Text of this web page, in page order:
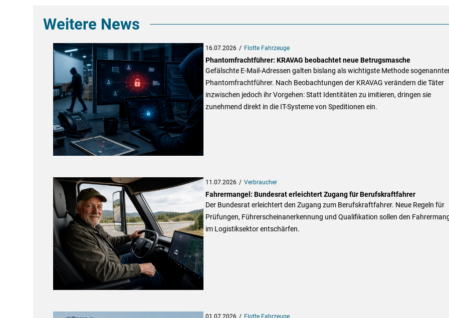
Weitere News
16.07.2026 Flotte Fahrzeuge
Phantomfrachtführer: KRAVAG beobachtet neue Betrugsmasche
Gefälschte E-Mail-Adressen galten bislang als wichtigste Methode
Phantomfrachtführer. Nach Beobachtungen der KRAVAG verändern die Täter
inzwischen jedoch ihr Vorgehen: Statt Identitäten zu imitieren, dringen sie
zunehmend direkt in die IT-Systeme von Speditionen ein.
11.07.2026 Verbraucher
Fahrermangel: Bundesrat erleichtert Zugang für Berufskraftfahrer
Der Bundesrat erleichtert den Zugang zum Berufskraftfahrer. Neue Regeln für
Prüfungen, Führerscheinanerkennung und Qualifikation sollen den
im Logistiksektor entschärfen.
01.07.2026 Flotte Fahrzeuge